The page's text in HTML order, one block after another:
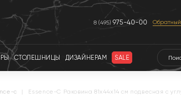
8 (495) 975-40-00 Обратный
СТОЛЕШНИЦЫ ДИЗАЙНЕРАМ SALE
c |
Essence-C Раковина 81х44х14 см подвесная с